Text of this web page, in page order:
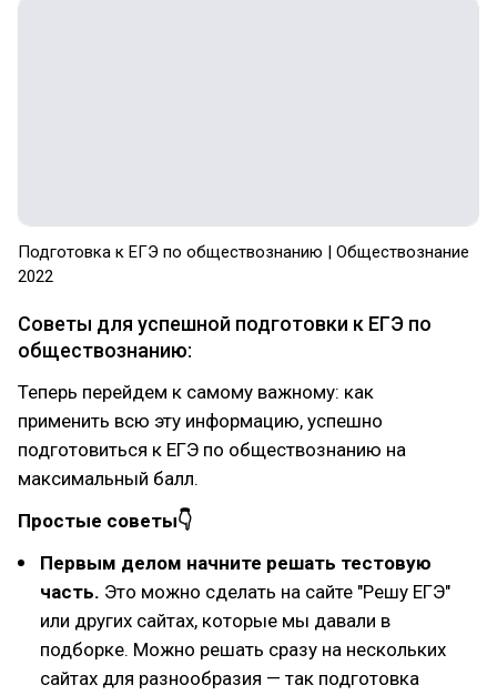
Подготовка к ЕГЭ по обществознанию | Обществознание
2022
Советы для успешной подготовки к ЕГЭ по
обществознанию:
Теперь перейдем к самому важному: как
применить всю эту информацию, успешно
подготовиться к ЕГЭ по обществознанию на
максимальный балл.
Простые советы👇
Первым делом начните решать тестовую
часть. Это можно сделать на сайте "Решу ЕГЭ"
или других сайтах, которые мы давали в
подборке. Можно решать сразу на нескольких
сайтах для разнообразия — так подготовка